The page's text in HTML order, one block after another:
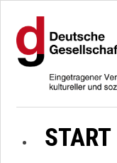
START